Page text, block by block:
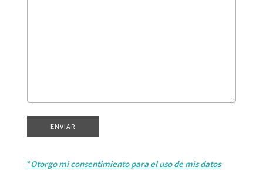
“Otorgo mi consentimiento para el uso de mis datos